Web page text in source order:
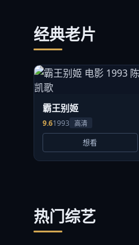
经典老片
霸王别姬
9.61993 高清
想看
热门综艺